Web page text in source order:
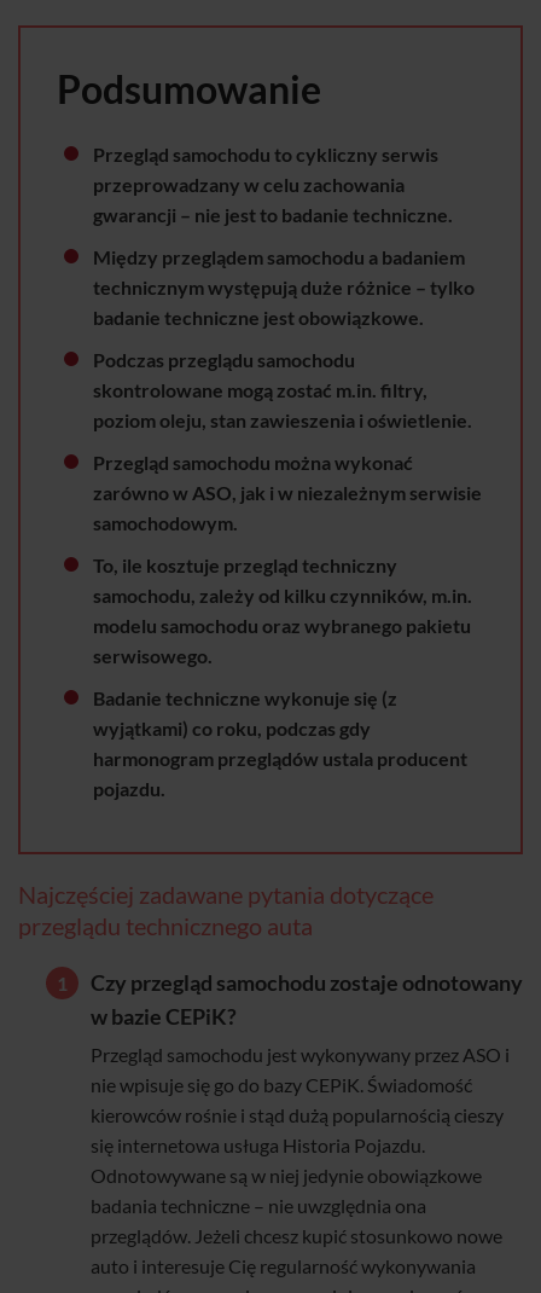
Podsumowanie
Przegląd samochodu to cykliczny serwis
przeprowadzany w celu zachowania
gwarancji – nie jest to badanie techniczne.
Między przeglądem samochodu a badaniem
technicznym występują duże różnice – tylko
badanie techniczne jest obowiązkowe.
Podczas przeglądu samochodu
skontrolowane mogą zostać m.in. filtry,
poziom oleju, stan zawieszenia i oświetlenie.
Przegląd samochodu można wykonać
zarówno w ASO, jak i w niezależnym serwisie
samochodowym.
To, ile kosztuje przegląd techniczny
samochodu, zależy od kilku czynników, m.in.
modelu samochodu oraz wybranego pakietu
serwisowego.
Badanie techniczne wykonuje się (z
wyjątkami) co roku, podczas gdy
harmonogram przeglądów ustala producent
pojazdu.
Najczęściej zadawane pytania dotyczące
przeglądu technicznego auta
Czy przegląd samochodu zostaje odnotowany
w bazie CEPiK?
Przegląd samochodu jest wykonywany przez ASO i
nie wpisuje się go do bazy CEPiK. Świadomość
kierowców rośnie i stąd dużą popularnością cieszy
się internetowa usługa Historia Pojazdu.
Odnotowywane są w niej jedynie obowiązkowe
badania techniczne – nie uwzględnia ona
przeglądów. Jeżeli chcesz kupić stosunkowo nowe
auto i interesuje Cię regularność wykonywania